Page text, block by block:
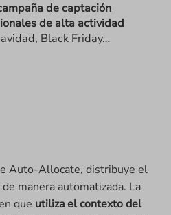
de captación
de alta actividad
Black Friday…
Auto-Allocate, distribuye el
manera automatizada. La
que utiliza el contexto del